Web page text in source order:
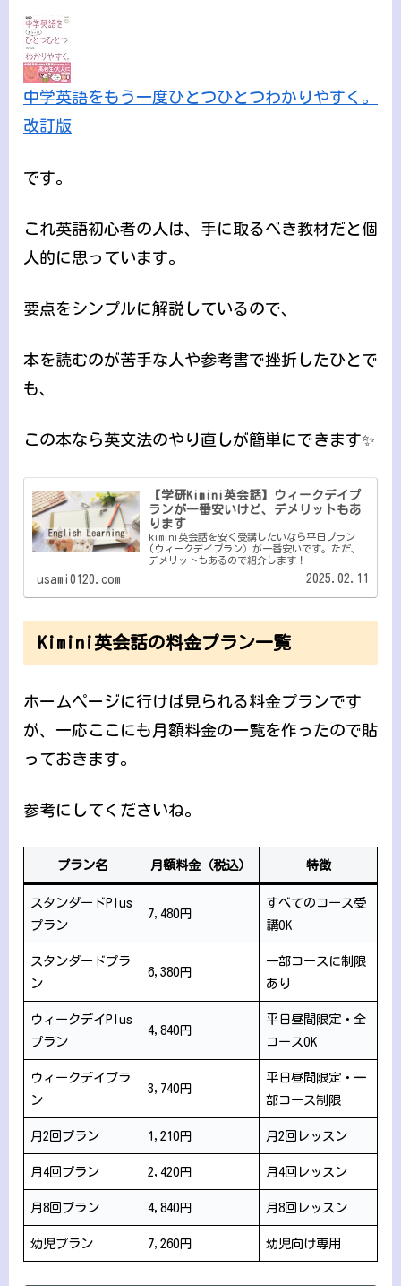
中学英語をもう一度ひとつひとつわかりやすく。
改訂版
です。
これ英語初心者の人は、手に取るべき教材だと個
人的に思っています。
要点をシンプルに解説しているので、
本を読むのが苦手な人や参考書で挫折したひとで
も、
この本なら英文法のやり直しが簡単にできます✨
【学研Kimini英会話】ウィークデイプ
ランが一番安いけど、デメリットもあ
ります
kimini英会話を安く受講したいなら平日プラン
(ウィークデイプラン）が一番安いです。ただ、
デメリットもあるので紹介します！
usami0120.com 2025.02.11
Kimini英会話の料金プラン一覧
ホームページに行けば見られる料金プランです
が、一応ここにも月額料金の一覧を作ったので貼
っておきます。
参考にしてくださいね。
プラン名 月額料金（税込） 特徴
スタンダードPlus
プラン
7,480円
すべてのコース受
講OK
スタンダードプラ
ン
6,380円
一部コースに制限
あり
ウィークデイPlus
プラン
4,840円
平日昼間限定・全
コースOK
ウィークデイプラ
ン
3,740円
平日昼間限定・一
部コース制限
月2回プラン 1,210円 月2回レッスン
月4回プラン 2,420円 月4回レッスン
月8回プラン 4,840円 月8回レッスン
幼児プラン 7,260円 幼児向け専用